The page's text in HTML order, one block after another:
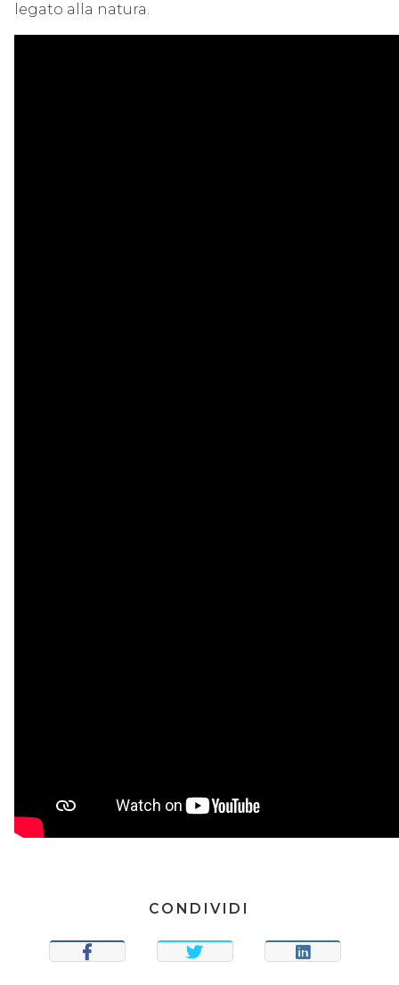
legato alla natura.
CONDIVIDI
CONDIVIDI TWEET CONDIVIDI